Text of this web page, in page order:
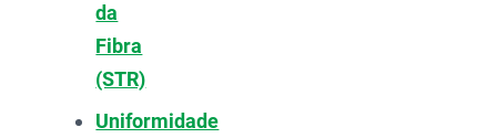
da
Fibra
(STR)
Uniformidade